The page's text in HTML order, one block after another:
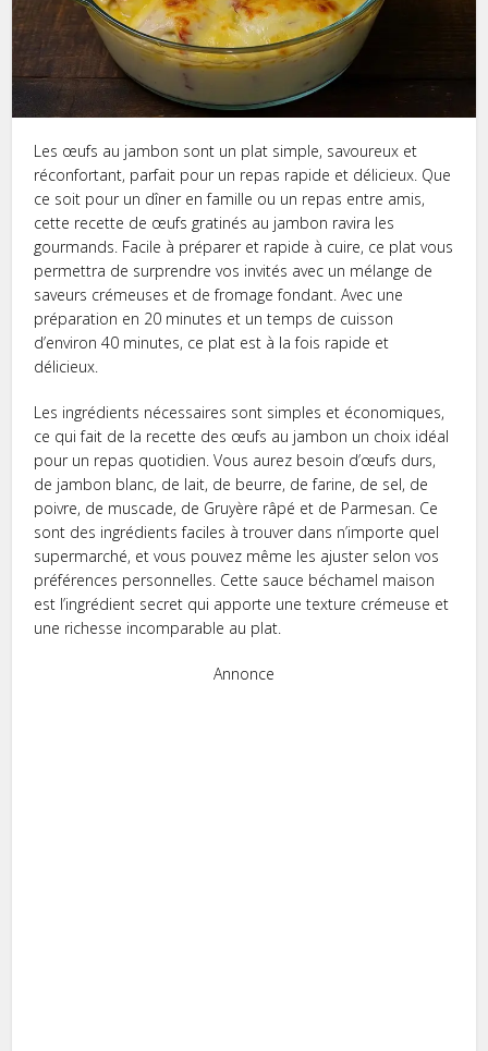
Les œufs au jambon sont un plat simple, savoureux et
réconfortant, parfait pour un repas rapide et délicieux. Que
ce soit pour un dîner en famille ou un repas entre amis,
cette recette de œufs gratinés au jambon ravira les
gourmands. Facile à préparer et rapide à cuire, ce plat vous
permettra de surprendre vos invités avec un mélange de
saveurs crémeuses et de fromage fondant. Avec une
préparation en 20 minutes et un temps de cuisson
d’environ 40 minutes, ce plat est à la fois rapide et
délicieux.
Les ingrédients nécessaires sont simples et économiques,
ce qui fait de la recette des œufs au jambon un choix idéal
pour un repas quotidien. Vous aurez besoin d’œufs durs,
de jambon blanc, de lait, de beurre, de farine, de sel, de
poivre, de muscade, de Gruyère râpé et de Parmesan. Ce
sont des ingrédients faciles à trouver dans n’importe quel
supermarché, et vous pouvez même les ajuster selon vos
préférences personnelles. Cette sauce béchamel maison
est l’ingrédient secret qui apporte une texture crémeuse et
une richesse incomparable au plat.
Annonce